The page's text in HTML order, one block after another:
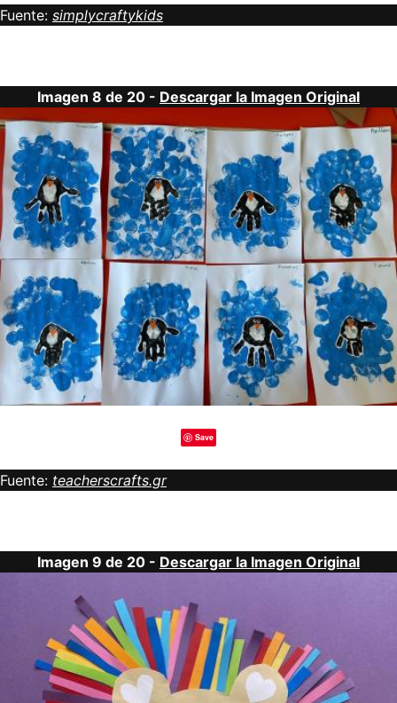
Fuente: simplycraftykids
Imagen 8 de 20 - Descargar la Imagen Original
Save
Fuente: teacherscrafts.gr
Imagen 9 de 20 - Descargar la Imagen Original